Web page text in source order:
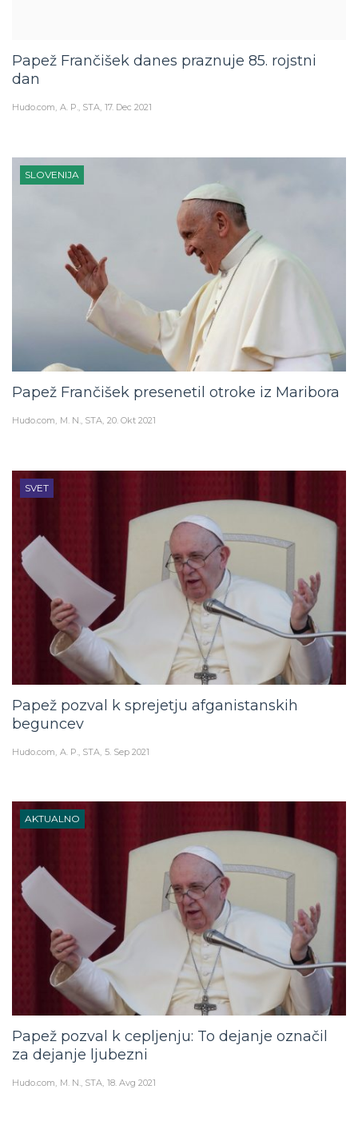
Papež Frančišek danes praznuje 85. rojstni
dan
Hudo.com A. P., STA 17. Dec 2021
SLOVENIJA
Papež Frančišek presenetil otroke iz Maribora
Hudo.com M. N., STA 20. Okt 2021
SVET
Papež pozval k sprejetju afganistanskih
beguncev
Hudo.com A. P., STA 5. Sep 2021
AKTUALNO
Papež pozval k cepljenju: To dejanje označil
za dejanje ljubezni
Hudo.com M. N., STA 18. Avg 2021